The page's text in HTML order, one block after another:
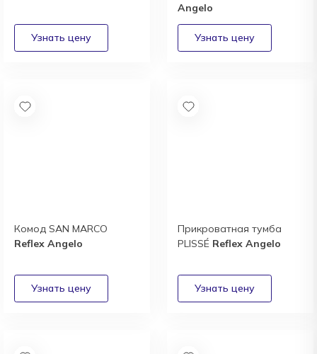
Angelo
Комод SAN MARCO
Reflex Angelo
Прикроватная тумба
PLISSÉ Reflex Angelo